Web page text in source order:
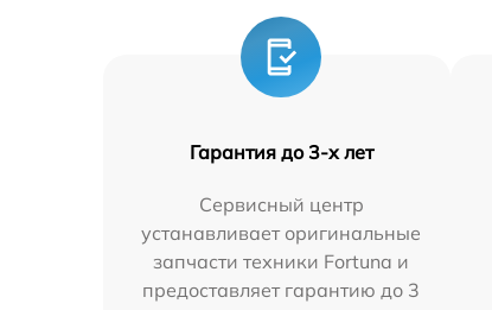
Гарантия до 3-х лет
Сервисный центр
устанавливает оригинальные
запчасти техники Fortuna и
предоставляет гарантию до 3